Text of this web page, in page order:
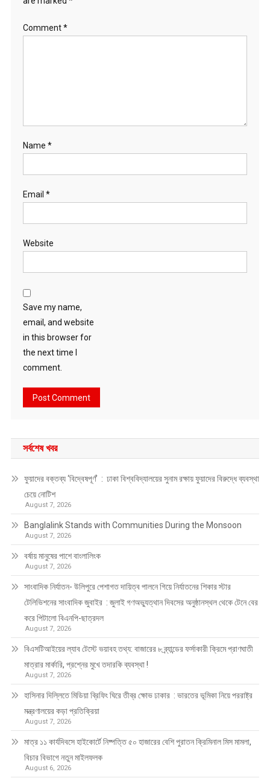
Comment*
Name *
Email *
Website
Save my name,
email, and website
in this browser for
the next time I
comment.
সর্বশেষ খবর
ফুয়াদের বক্তব্য ‘বিদ্বেষপূর্ণ’ : ঢাকা বিশ্ববিদ্যালয়ের সুনাম রক্ষায় ফুয়াদের বিরুদ্ধে ব্যবস্থা
চেয়ে নোটিশ
August 7, 2026
Banglalink Stands with Communities During the Monsoon
August 7, 2026
বর্ষায় মানুষের পাশে বাংলালিংক
August 7, 2026
সাংবাদিক নির্যাতন- উলিপুরে পেশাগত দায়িত্ব পালনে গিয়ে নির্যাতনের শিকার স্টার
টেলিভিশনের সাংবাদিক জুবাইর : জুলাই গণঅভ্যুত্থান দিবসের অনুষ্ঠানস্থল থেকে টেনে বের
করে পিটালো বিএনপি-ছাত্রদল
August 7, 2026
বিএসটিআইয়ের ল্যাব টেস্টে ভয়াবহ তথ্য: বাজারের ৮ ব্র্যান্ডের ফর্সাকারী ক্রিমে প্রাণঘাতী
মাত্রার মার্কারি, প্রশ্নের মুখে তদারকি ব্যবস্থা !
August 7, 2026
হাসিনার দিল্লিতে মিডিয়া ব্রিফিং ঘিরে তীব্র ক্ষোভ ঢাকার : ভারতের ভূমিকা নিয়ে পররাষ্ট্র
মন্ত্রণালয়ের কড়া প্রতিক্রিয়া
August 7, 2026
মাত্র ১১ কার্যদিবসে হাইকোর্টে নিষ্পত্তি ৫০ হাজারের বেশি পুরাতন ক্রিমিনাল মিস মামলা,
বিচার বিভাগে নতুন মাইলফলক
August 6, 2026